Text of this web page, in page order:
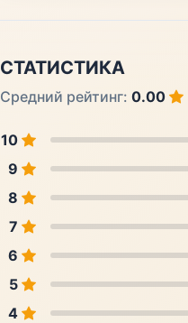
СТАТИСТИКА
Средний рейтинг: 0.00
10
9
8
7
6
5
4